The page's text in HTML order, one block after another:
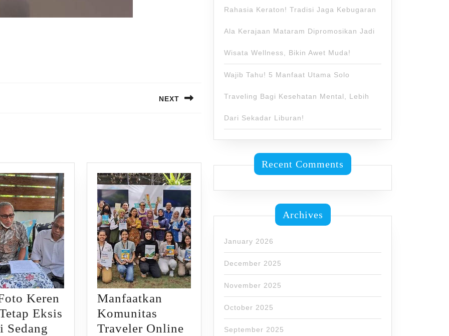
NEXT
Keren
Eksis
Sedang
Manfaatkan
Komunitas
Traveler Online
Rahasia Keraton! Tradisi Jaga Kebugaran
Ala Kerajaan Mataram Dipromosikan Jadi
Wisata Wellness, Bikin Awet Muda!
Wajib Tahu! 5 Manfaat Utama Solo
Traveling Bagi Kesehatan Mental, Lebih
Dari Sekadar Liburan!
Recent Comments
Archives
January 2026
December 2025
November 2025
October 2025
September 2025